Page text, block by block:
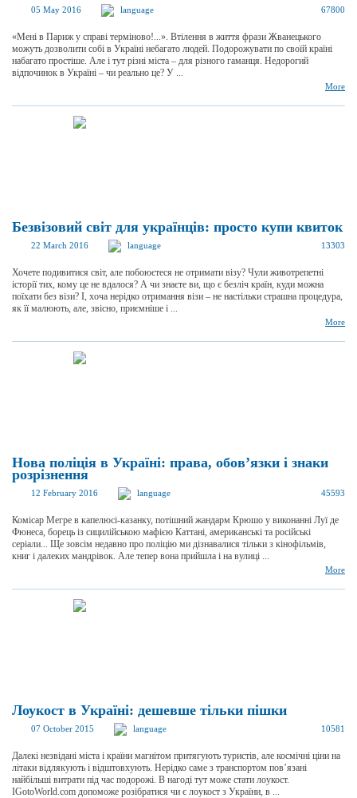
05 May 2016 language 67800
«Мені в Париж у справі терміново!...». Втілення в життя фрази Жванецького
можуть дозволити собі в Україні небагато людей. Подорожувати по своїй країні
набагато простіше. Але і тут різні міста – для різного гаманця. Недорогий
відпочинок в Україні – чи реально це? У ...
More
Безвізовий світ для українців: просто купи квиток
22 March 2016 language 13303
Хочете подивитися світ, але побоюєтеся не отримати візу? Чули животрепетні
історії тих, кому це не вдалося? А чи знаєте ви, що є безліч країн, куди можна
поїхати без візи? І, хоча нерідко отримання візи – не настільки страшна процедура,
як її малюють, але, звісно, приємніше і ...
More
Нова поліція в Україні: права, обов’язки і знаки
розрізнення
12 February 2016 language 45593
Комісар Мегре в капелюсі-казанку, потішний жандарм Крюшо у виконанні Луї де
Фюнеса, борець із сицилійською мафією Каттані, американські та російські
серіали... Ще зовсім недавно про поліцію ми дізнавалися тільки з кінофільмів,
книг і далеких мандрівок. Але тепер вона прийшла і на вулиці ...
More
Лоукост в Україні: дешевше тільки пішки
07 October 2015 language 10581
Далекі незвідані міста і країни магнітом притягують туристів, але космічні ціни на
літаки відлякують і відштовхують. Нерідко саме з транспортом пов’язані
найбільші витрати під час подорожі. В нагоді тут може стати лоукост.
IGotoWorld.com допоможе розібратися чи є лоукост з України, в ...